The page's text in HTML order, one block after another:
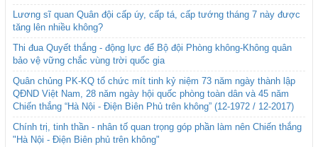
Lương sĩ quan Quân đội cấp úy, cấp tá, cấp tướng tháng 7 này được
tăng lên nhiều không?
Thi đua Quyết thắng - động lực để Bộ đội Phòng không-Không quân
bảo vệ vững chắc vùng trời quốc gia
Quân chủng PK-KQ tổ chức mít tinh kỷ niệm 73 năm ngày thành lập
QĐND Việt Nam, 28 năm ngày hội quốc phòng toàn dân và 45 năm
Chiến thắng “Hà Nội - Điện Biên Phủ trên không” (12-1972 / 12-2017)
Chính trị, tinh thần - nhân tố quan trọng góp phần làm nên Chiến thắng
"Hà Nội - Điện Biên phủ trên không"